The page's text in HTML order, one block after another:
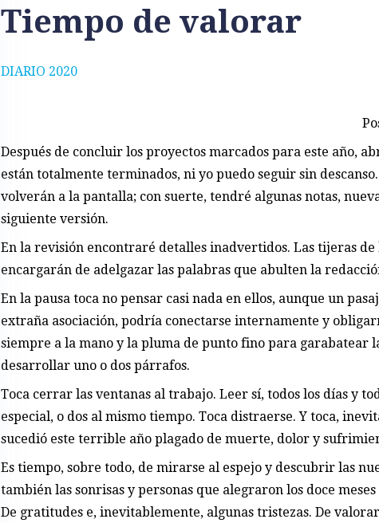
DIARIO 2020
Tiempo de valorar
Después de concluir los proyectos marcados para este año,
están totalmente terminados, ni yo puedo seguir sin
volverán a la pantalla; con suerte, tendré algunas notas,
siguiente versión.
En la revisión encontraré detalles inadvertidos. Las tijeras de
encargarán de adelgazar las palabras que abulten la
En la pausa toca no pensar casi nada en ellos, aunque un
extraña asociación, podría conectarse internamente y
siempre a la mano y la pluma de punto fino para garabatear
desarrollar uno o dos párrafos.
Toca cerrar las ventanas al trabajo. Leer sí, todos los días y
especial, o dos al mismo tiempo. Toca distraerse. Y toca,
sucedió este terrible año plagado de muerte, dolor y
Es tiempo, sobre todo, de mirarse al espejo y descubrir las
también las sonrisas y personas que alegraron los doce
De gratitudes e, inevitablemente, algunas tristezas. De